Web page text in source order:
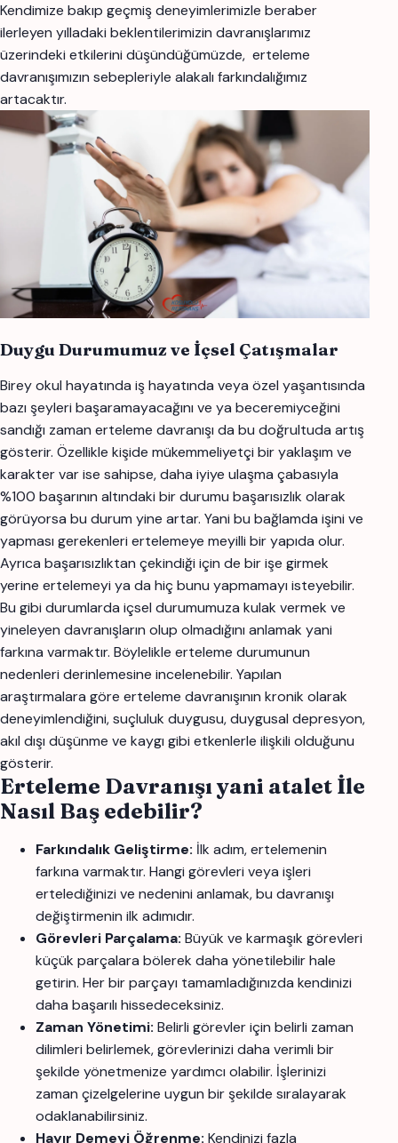
Kendimize bakıp geçmiş deneyimlerimizle beraber
ilerleyen yılladaki beklentilerimizin davranışlarımız
üzerindeki etkilerini düşündüğümüzde, erteleme
davranışımızın sebepleriyle alakalı farkındalığımız
artacaktır.
Duygu Durumumuz ve İçsel Çatışmalar
Birey okul hayatında iş hayatında veya özel yaşantısında
bazı şeyleri başaramayacağını ve ya beceremiyceğini
sandığı zaman erteleme davranışı da bu doğrultuda artış
gösterir. Özellikle kişide mükemmeliyetçi bir yaklaşım ve
karakter var ise sahipse, daha iyiye ulaşma çabasıyla
%100 başarının altındaki bir durumu başarısızlık olarak
görüyorsa bu durum yine artar. Yani bu bağlamda işini ve
yapması gerekenleri ertelemeye meyilli bir yapıda olur.
Ayrıca başarısızlıktan çekindiği için de bir işe girmek
yerine ertelemeyi ya da hiç bunu yapmamayı isteyebilir.
Bu gibi durumlarda içsel durumumuza kulak vermek ve
yineleyen davranışların olup olmadığını anlamak yani
farkına varmaktır. Böylelikle erteleme durumunun
nedenleri derinlemesine incelenebilir. Yapılan
araştırmalara göre erteleme davranışının kronik olarak
deneyimlendiğini, suçluluk duygusu, duygusal depresyon,
akıl dışı düşünme ve kaygı gibi etkenlerle ilişkili olduğunu
gösterir.
Erteleme Davranışı yani atalet İle
Nasıl Baş edebilir?
Farkındalık Geliştirme: İlk adım, ertelemenin
farkına varmaktır. Hangi görevleri veya işleri
ertelediğinizi ve nedenini anlamak, bu davranışı
değiştirmenin ilk adımıdır.
Görevleri Parçalama: Büyük ve karmaşık görevleri
küçük parçalara bölerek daha yönetilebilir hale
getirin. Her bir parçayı tamamladığınızda kendinizi
daha başarılı hissedeceksiniz.
Zaman Yönetimi: Belirli görevler için belirli zaman
dilimleri belirlemek, görevlerinizi daha verimli bir
şekilde yönetmenize yardımcı olabilir. İşlerinizi
zaman çizelgelerine uygun bir şekilde sıralayarak
odaklanabilirsiniz.
Hayır Demeyi Öğrenme: Kendinizi fazla